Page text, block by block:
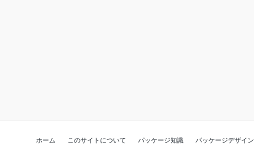
ホーム このサイトについて パッケージ知識 パッケージデザイン